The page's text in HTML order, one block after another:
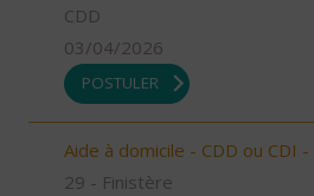
CDD
03/04/2026
POSTULER
Aide à domicile - CDD ou CDI
29 - Finistère